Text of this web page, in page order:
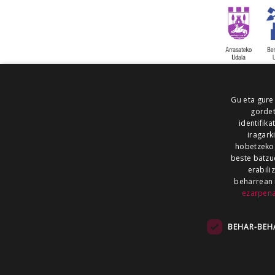
ALEA
NOAUA
Gu eta
hobetzeko.
beste
beharrean
BEHAR-